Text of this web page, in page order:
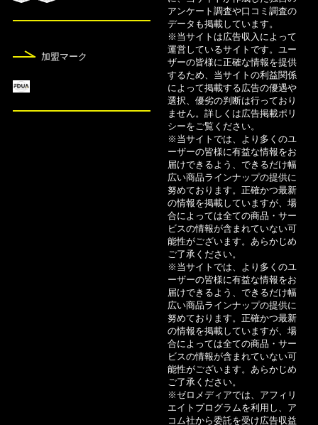
カードローンおすすめ24社人気ランキング！金利
比較【2026年版】
8月5日
コストコで使えるクレジットカードおすすめ11
選！即日発行可能なカードも紹介
審査の甘いカードローンは？即日融資におすすめ1
【2026年】即日融資が可能なカードローン14選！
審査なしで借りやすいのは？
アンケート調査や口コミ調査の
データも掲載しています。
※当サイトは広告収入によって
運営しているサイトです。ユー
ザーの皆様に正確な情報を提供
するため、当サイトの利益関係
によって掲載する広告の優遇や
選択、優劣の判断は行っており
ません。詳しくは広告掲載ポリ
シーをご覧ください。
※当サイトでは、より多くのユ
ーザーの皆様に有益な情報をお
届けできるよう、できるだけ幅
広い商品ラインナップの提供に
努めております。正確かつ最新
の情報を掲載していますが、場
合によっては全ての商品・サー
ビスの情報が含まれていない可
能性がございます。あらかじめ
ご了承ください。
※当サイトでは、より多くのユ
ーザーの皆様に有益な情報をお
届けできるよう、できるだけ幅
広い商品ラインナップの提供に
努めております。正確かつ最新
の情報を掲載していますが、場
合によっては全ての商品・サー
ビスの情報が含まれていない可
能性がございます。あらかじめ
ご了承ください。
※ゼロメディアでは、アフィリ
エイトプログラムを利用し、ア
コム社から委託を受け広告収益
加盟マーク